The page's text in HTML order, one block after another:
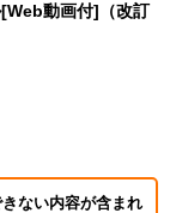
動画付]（改訂
ない内容が含まれ